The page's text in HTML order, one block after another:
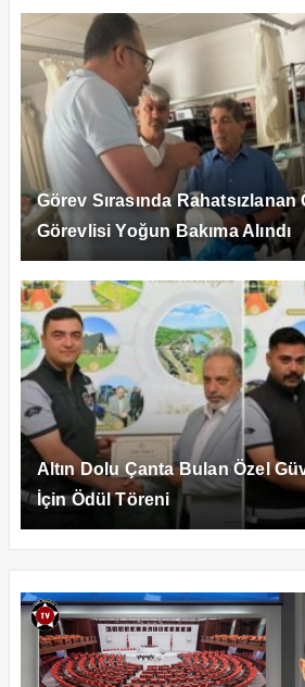
Görev Sırasında
Görevlisi Yoğun Bakıma Alındı
Altın Dolu Çanta Bulan Özel
İçin Ödül Töreni